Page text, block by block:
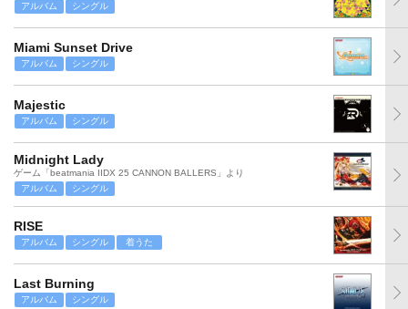
アルバム シングル
Miami Sunset Drive
アルバム シングル
Majestic
アルバム シングル
Midnight Lady
ゲーム「beatmania IIDX 25 CANNON BALLERS」より
アルバム
シングル
RISE
アルバム シングル 着うた
Last Burning
アルバム シングル